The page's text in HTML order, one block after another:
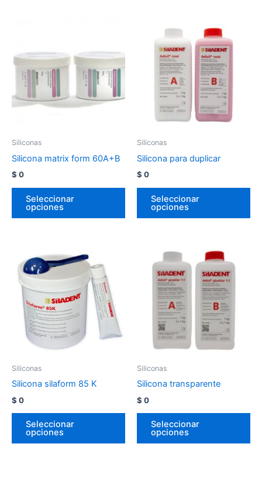
Siliconas
Silicona matrix form 60A+B
$ 0
Seleccionar
opciones
Siliconas
Silicona para duplicar
$ 0
Seleccionar
opciones
Siliconas
Silicona silaform 85 K
$ 0
Seleccionar
opciones
Siliconas
Silicona transparente
$ 0
Seleccionar
opciones